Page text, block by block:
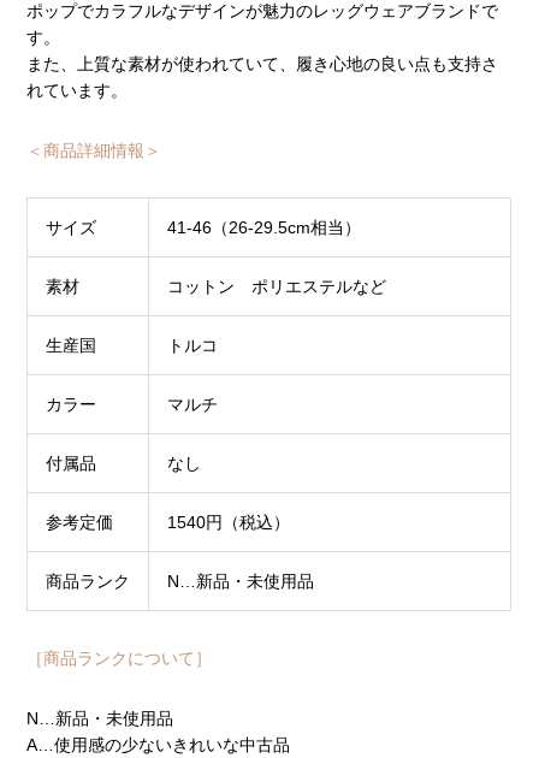
ポップでカラフルなデザインが魅力のレッグウェアブランドで
す。
また、上質な素材が使われていて、履き心地の良い点も支持さ
れています。
＜商品詳細情報＞
サイズ 41-46（26-29.5cm相当）
素材 コットン ポリエステルなど
生産国 トルコ
カラー マルチ
付属品 なし
参考定価 1540円（税込）
商品ランク N…新品・未使用品
［商品ランクについて］
N…新品・未使用品
A…使用感の少ないきれいな中古品